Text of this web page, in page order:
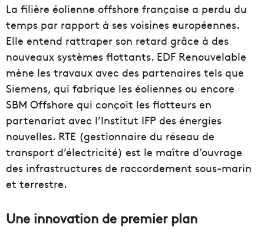
La filière éolienne offshore française a perdu du
temps par rapport à ses voisines européennes.
Elle entend rattraper son retard grâce à des
nouveaux systèmes flottants. EDF Renouvelable
mène les travaux avec des partenaires tels que
Siemens, qui fabrique les éoliennes ou encore
SBM Offshore qui conçoit les flotteurs en
partenariat avec l’Institut IFP des énergies
nouvelles. RTE (gestionnaire du réseau de
transport d’électricité) est le maître d’ouvrage
des infrastructures de raccordement sous-marin
et terrestre.
Une innovation de premier plan